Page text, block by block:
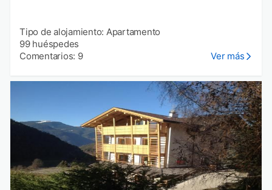
Tipo de alojamiento: Apartamento
99 huéspedes
Comentarios: 9
Ver más